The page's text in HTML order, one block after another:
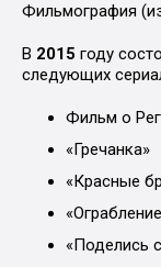
Фильмография
В 2015 году
следующих
Фильм о
«Гречанка»
«Красные
«Поделись